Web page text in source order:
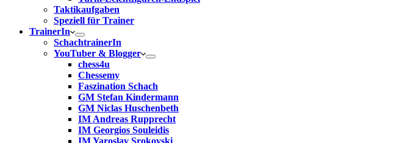
Taktikaufgaben
Speziell für Trainer
TrainerIn
SchachtrainerIn
YouTuber & Blogger
chess4u
Chessemy
Faszination Schach
GM Stefan Kindermann
GM Niclas Huschenbeth
IM Andreas Rupprecht
IM Georgios Souleidis
IM Yaroslav Srokovski